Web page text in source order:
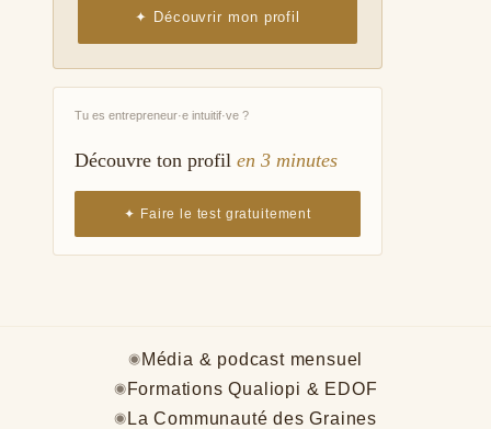
✦ Découvrir mon profil
Tu es entrepreneur·e intuitif·ve ?
Découvre ton profilen 3 minutes
✦ Faire le test gratuitement
◉ Média & podcast mensuel
◉ Formations Qualiopi & EDOF
◉ La Communauté des Graines